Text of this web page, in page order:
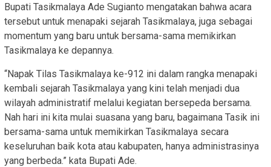
Bupati Tasikmalaya Ade Sugianto mengatakan bahwa acara
tersebut untuk menapaki sejarah Tasikmalaya, juga sebagai
momentum yang baru untuk bersama-sama memikirkan
Tasikmalaya ke depannya.
“Napak Tilas Tasikmalaya ke-912 ini dalam rangka menapaki
kembali sejarah Tasikmalaya yang kini telah menjadi dua
wilayah administratif melalui kegiatan bersepeda bersama.
Nah hari ini kita mulai suasana yang baru, bagaimana Tasik ini
bersama-sama untuk memikirkan Tasikmalaya secara
keseluruhan baik kota atau kabupaten, hanya administrasinya
yang berbeda.” kata Bupati Ade.